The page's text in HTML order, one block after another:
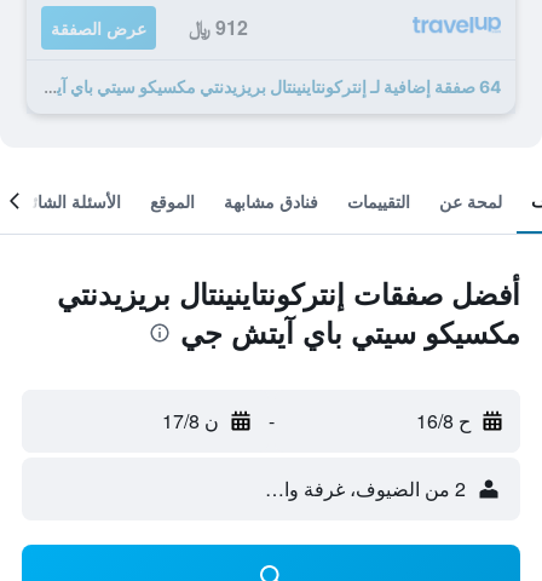
912 ﷼ عرض الصفقة
64 صفقة إضافية لـ إنتركونتاينينتال بريزيدنتي مكسيكو سيتي باي آيتش جي
لمحة عن التقييمات فنادق مشابهة الموقع الأسئلة الشائعة
أفضل صفقات إنتركونتاينينتال بريزيدنتي
مكسيكو سيتي باي آيتش جي
ح 16/8 - ن 17/8
2 من الضيوف، غرفة واحدة